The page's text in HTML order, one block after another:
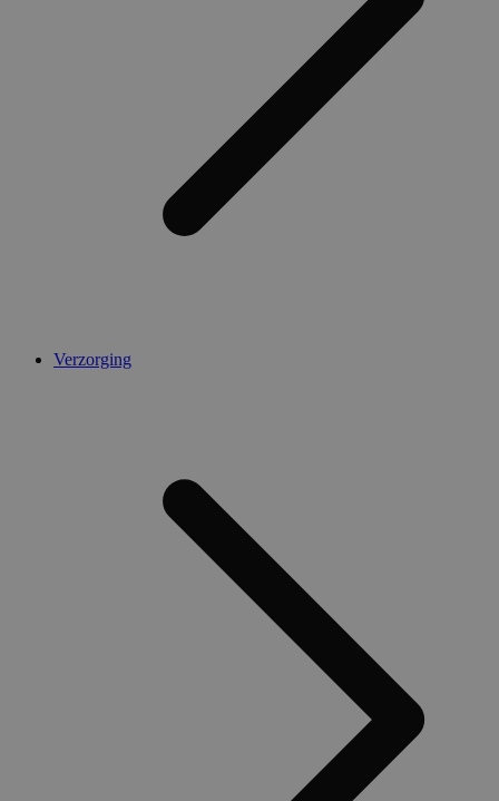
Verzorging